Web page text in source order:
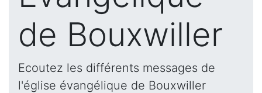
de Bouxwiller
Ecoutez les différents messages de
l'église évangélique de Bouxwiller